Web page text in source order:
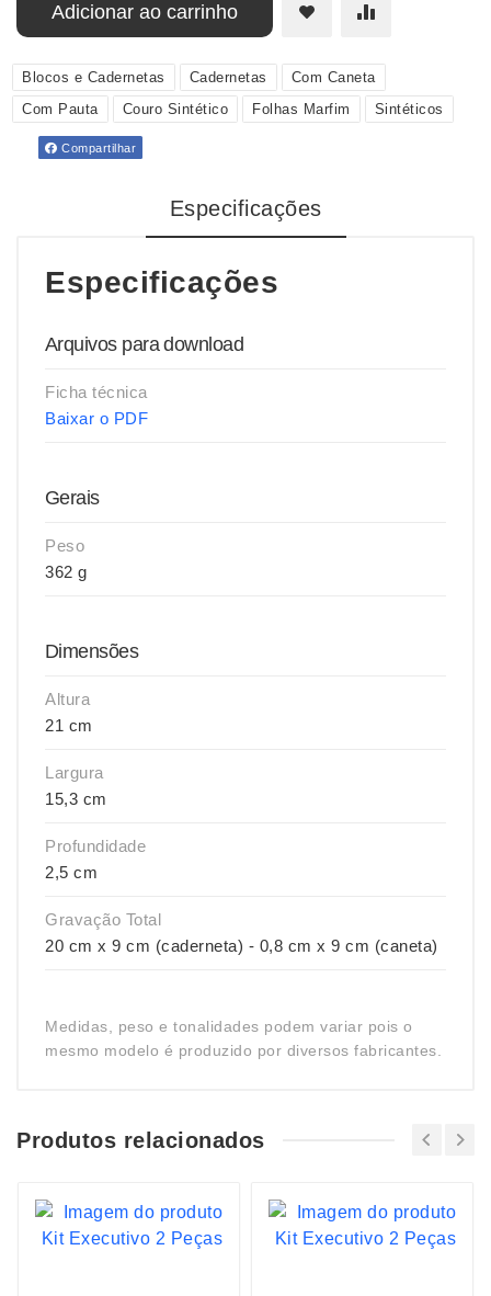
Adicionar ao carrinho
Blocos e Cadernetas Cadernetas
Com Caneta
Com Pauta
Couro Sintético Folhas Marfim Sintéticos
Compartilhar
Especificações
Especificações
Arquivos para download
Ficha técnica
Baixar o PDF
Gerais
Peso
362 g
Dimensões
Altura
21 cm
Largura
15,3 cm
Profundidade
2,5 cm
Gravação Total
20 cm x 9 cm (caderneta) - 0,8 cm x 9 cm (caneta)
Medidas, peso e tonalidades podem variar pois o
mesmo modelo é produzido por diversos fabricantes.
Produtos relacionados